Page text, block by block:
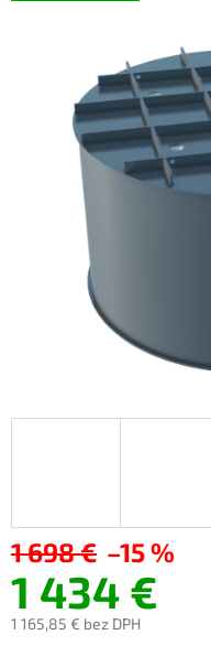
1 698 € –15 %
1 434 €
1 165,85 € bez DPH